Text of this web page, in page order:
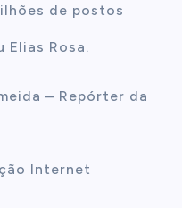
de postos
Rosa.
– Repórter da
Internet